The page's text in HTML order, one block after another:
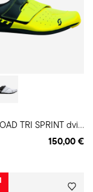
S
COTT ROAD TRI SPRINT dviratininko plento batai
150,00 €